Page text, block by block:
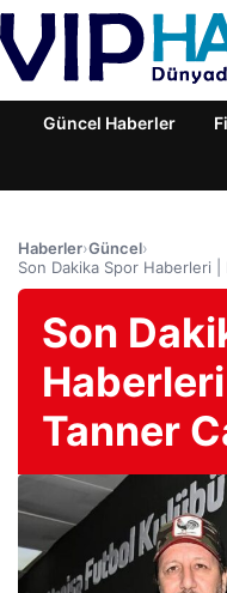
Güncel Haberler
Haberler›Güncel›
Son Dakika Spor Haberleri
Son
Tanner